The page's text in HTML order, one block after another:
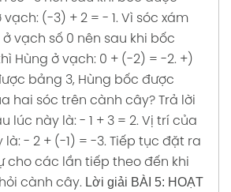
(-3) + 2 = - 1. Vì sóc xám
vạch số 0 nên sau khi bốc
Hùng ở vạch: 0 + (-2) = -2. +)
bảng 3, Hùng bốc được
hai sóc trên cành cây? Trả lời
lúc này là: - 1 + 3 = 2. Vị trí của
- 2 + (-1) = -3. Tiếp tục đặt ra
cho các lần tiếp theo đến khi
cành cây. Lời giải BÀI 5: HOẠT